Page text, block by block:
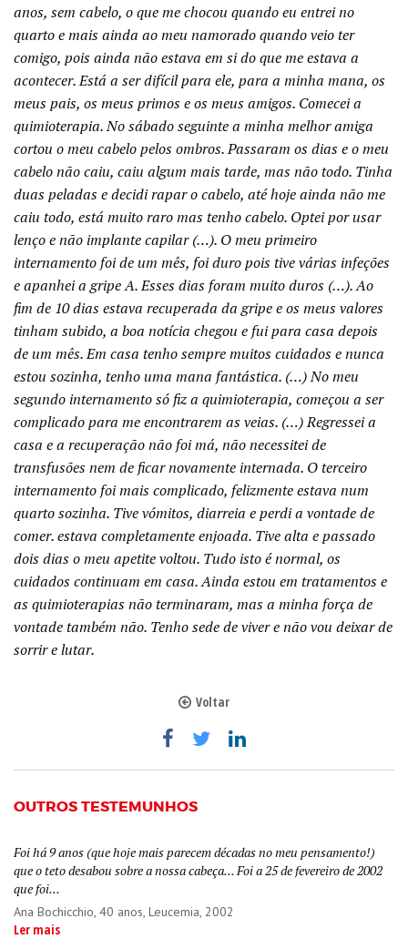
anos, sem cabelo, o que me chocou quando eu entrei no
quarto e mais ainda ao meu namorado quando veio ter
comigo, pois ainda não estava em si do que me estava a
acontecer. Está a ser difícil para ele, para a minha mana, os
meus pais, os meus primos e os meus amigos. Comecei a
quimioterapia. No sábado seguinte a minha melhor amiga
cortou o meu cabelo pelos ombros. Passaram os dias e o meu
cabelo não caiu, caiu algum mais tarde, mas não todo. Tinha
duas peladas e decidi rapar o cabelo, até hoje ainda não me
caiu todo, está muito raro mas tenho cabelo. Optei por usar
lenço e não implante capilar (…). O meu primeiro
internamento foi de um mês, foi duro pois tive várias infeções
e apanhei a gripe A. Esses dias foram muito duros (…). Ao
fim de 10 dias estava recuperada da gripe e os meus valores
tinham subido, a boa notícia chegou e fui para casa depois
de um mês. Em casa tenho sempre muitos cuidados e nunca
estou sozinha, tenho uma mana fantástica. (…) No meu
segundo internamento só fiz a quimioterapia, começou a ser
complicado para me encontrarem as veias. (…) Regressei a
casa e a recuperação não foi má, não necessitei de
transfusões nem de ficar novamente internada. O terceiro
internamento foi mais complicado, felizmente estava num
quarto sozinha. Tive vómitos, diarreia e perdi a vontade de
comer. estava completamente enjoada. Tive alta e passado
dois dias o meu apetite voltou. Tudo isto é normal, os
cuidados continuam em casa. Ainda estou em tratamentos e
as quimioterapias não terminaram, mas a minha força de
vontade também não. Tenho sede de viver e não vou deixar de
sorrir e lutar.
Voltar
OUTROS TESTEMUNHOS
Foi há 9 anos (que hoje mais parecem décadas no meu pensamento!)
que o teto desabou sobre a nossa cabeça... Foi a 25 de fevereiro de 2002
que foi...
Ana Bochicchio, 40 anos, Leucemia, 2002
Ler mais